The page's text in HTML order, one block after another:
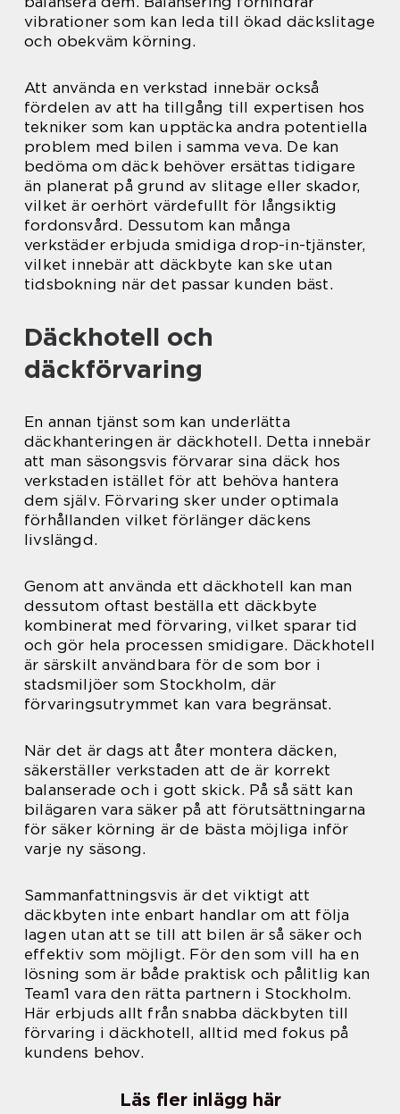
vibrationer som kan leda till ökad däckslitage
och obekväm körning.
Att använda en verkstad innebär också
fördelen av att ha tillgång till expertisen hos
tekniker som kan upptäcka andra potentiella
problem med bilen i samma veva. De kan
bedöma om däck behöver ersättas tidigare
än planerat på grund av slitage eller skador,
vilket är oerhört värdefullt för långsiktig
fordonsvård. Dessutom kan många
verkstäder erbjuda smidiga drop-in-tjänster,
vilket innebär att däckbyte kan ske utan
tidsbokning när det passar kunden bäst.
Däckhotell och
däckförvaring
En annan tjänst som kan underlätta
däckhanteringen är däckhotell. Detta innebär
att man säsongsvis förvarar sina däck hos
verkstaden istället för att behöva hantera
dem själv. Förvaring sker under optimala
förhållanden vilket förlänger däckens
livslängd.
Genom att använda ett däckhotell kan man
dessutom oftast beställa ett däckbyte
kombinerat med förvaring, vilket sparar tid
och gör hela processen smidigare. Däckhotell
är särskilt användbara för de som bor i
stadsmiljöer som Stockholm, där
förvaringsutrymmet kan vara begränsat.
När det är dags att åter montera däcken,
säkerställer verkstaden att de är korrekt
balanserade och i gott skick. På så sätt kan
bilägaren vara säker på att förutsättningarna
för säker körning är de bästa möjliga inför
varje ny säsong.
Sammanfattningsvis är det viktigt att
däckbyten inte enbart handlar om att följa
lagen utan att se till att bilen är så säker och
effektiv som möjligt. För den som vill ha en
lösning som är både praktisk och pålitlig kan
Team1 vara den rätta partnern i Stockholm.
Här erbjuds allt från snabba däckbyten till
förvaring i däckhotell, alltid med fokus på
kundens behov.
Läs fler inlägg här